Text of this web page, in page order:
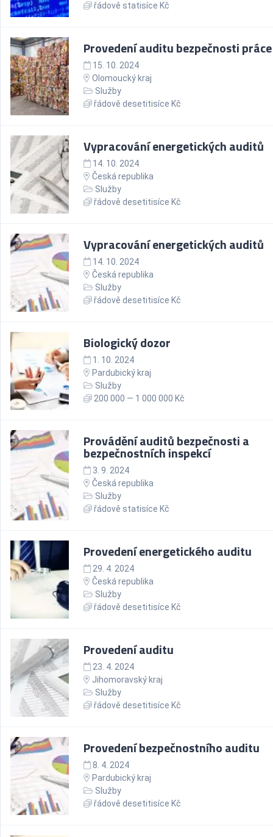
řádově statisíce Kč
Provedení auditu bezpečnosti práce
15. 10. 2024
Olomoucký kraj
Služby
řádově desetitisíce Kč
Vypracování energetických auditů
14. 10. 2024
Česká republika
Služby
řádově desetitisíce Kč
Vypracování energetických auditů
14. 10. 2024
Česká republika
Služby
řádově desetitisíce Kč
Biologický dozor
1. 10. 2024
Pardubický kraj
Služby
200 000 — 1 000 000 Kč
Provádění auditů bezpečnosti a
bezpečnostních inspekcí
3. 9. 2024
Česká republika
Služby
řádově statisíce Kč
Provedení energetického auditu
29. 4. 2024
Česká republika
Služby
řádově desetitisíce Kč
Provedení auditu
23. 4. 2024
Jihomoravský kraj
Služby
řádově desetitisíce Kč
Provedení bezpečnostního auditu
8. 4. 2024
Pardubický kraj
Služby
řádově desetitisíce Kč